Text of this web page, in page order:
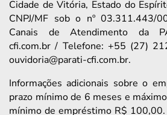
Cidade de Vitória, Estado do
CNPJ/MF sob o nº 03.311.443/
Canais de Atendimento da
cfi.com.br / Telefone: +55 (27)
ouvidoria@parati-cfi.com.br.
Informações adicionais sobre o
prazo mínimo de 6 meses e
mínimo de empréstimo R$